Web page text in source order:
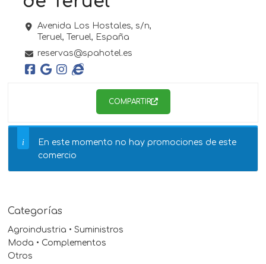
Categorías
Agroindustria • Suministros
Moda • Complementos
Otros
Avenida Los Hostales, s/n,
Teruel, Teruel, España
reservas@spahotel.es
COMPARTIR
En este momento no hay promociones de este
comercio